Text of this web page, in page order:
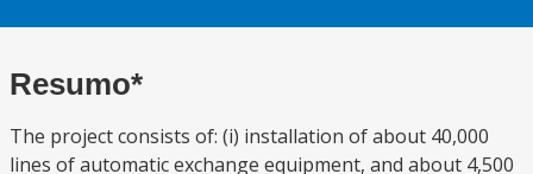
Resumo*
The project consists of: (i) installation of about 40,000
lines of automatic exchange equipment, and about 4,500